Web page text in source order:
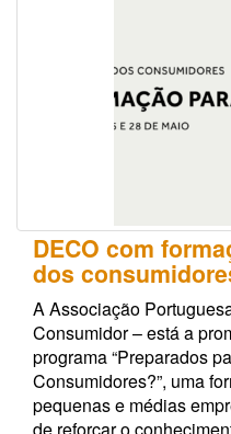
DECO com
dos
A Associação
Consumidor – está a
programa “Preparados
Consumidores?”, uma
pequenas e médias